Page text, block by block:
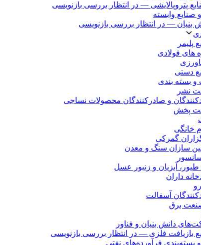
پتروپالایشی — در انتظار بررسی بازنویسی
وابسته
بنیان — در انتظار بررسی بازنویسی
پلیمر
های فولادی
دستی
و بسته بندی
نشر
و صادرکنندگان محصولات نساجی
پخش
خانگی
گمرکی
سازان سنگ و معدن
طیور، آبزیان و زنبور عسل
داران
آسفالت
برق
دانش بنیان و فناور
بازیافت فلزی — در انتظار بررسی بازنویسی
بسته‌بندی فرآورده‌های نفتی